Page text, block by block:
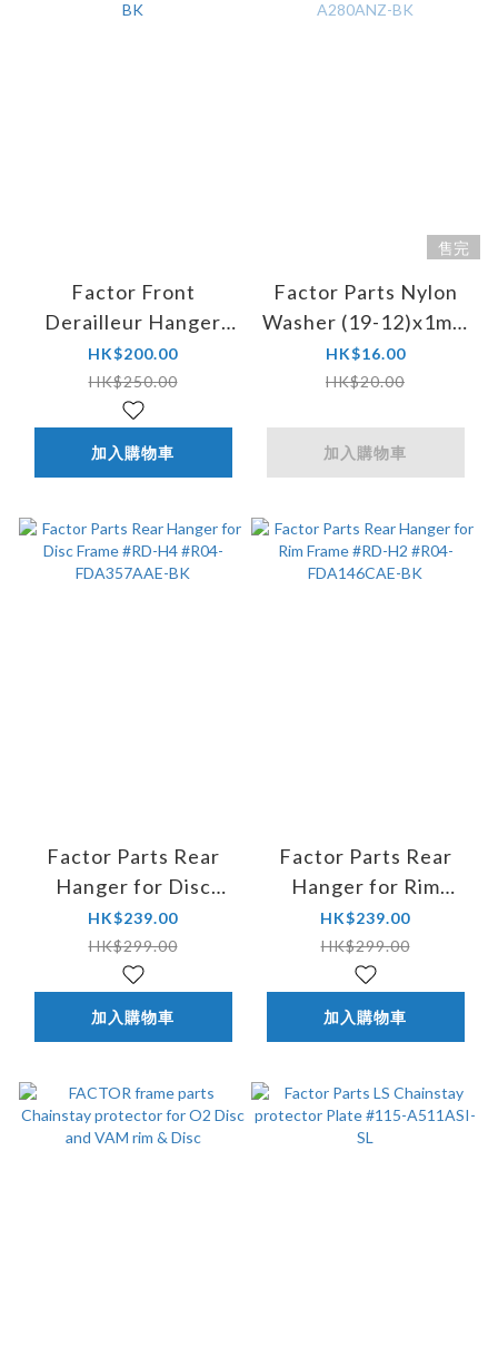
Factor Front
Derailleur Hanger
For One V2 #R06-
FDA426AAE-BK
HK$200.00
HK$250.00
加入購物車
售完
Factor Parts Nylon
Washer (19-12)x1mm
Black #013-
A280ANZ-BK
HK$16.00
HK$20.00
加入購物車
Factor Parts Rear
Hanger for Disc
Frame #RD-H4 #R04-
FDA357AAE-BK
HK$239.00
HK$299.00
加入購物車
Factor Parts Rear
Hanger for Rim
Frame #RD-H2 #R04-
FDA146CAE-BK
HK$239.00
HK$299.00
加入購物車